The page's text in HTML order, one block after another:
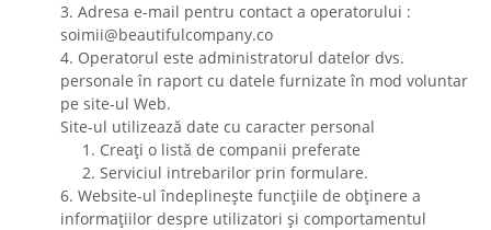
3. Adresa e-mail pentru contact a operatorului :
soimii@beautifulcompany.co
4. Operatorul este administratorul datelor dvs.
personale în raport cu datele furnizate în mod voluntar
pe site-ul Web.
Site-ul utilizează date cu caracter personal
1. Creați o listă de companii preferate
2. Serviciul intrebarilor prin formulare.
6. Website-ul îndeplinește funcțiile de obținere a
informațiilor despre utilizatori și comportamentul